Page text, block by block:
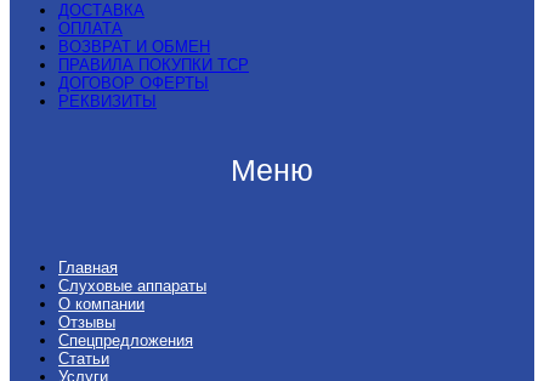
ДОСТАВКА
ОПЛАТА
ВОЗВРАТ И ОБМЕН
ПРАВИЛА ПОКУПКИ ТСР
ДОГОВОР ОФЕРТЫ
РЕКВИЗИТЫ
Меню
Главная
Слуховые аппараты
О компании
Отзывы
Спецпредложения
Статьи
Услуги